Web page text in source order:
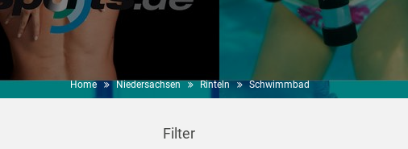
Home Niedersachsen Rinteln Schwimmbad
Filter